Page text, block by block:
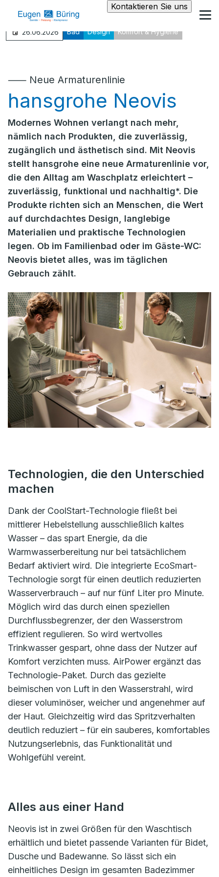
Kontaktieren Sie uns
26.06.2026 Bad Design Komfort & Hygiene
⸺ Neue Armaturenlinie
hansgrohe Neovis
Modernes Wohnen verlangt nach mehr,
nämlich nach Produkten, die zuverlässig,
zugänglich und ästhetisch sind. Mit Neovis
stellt hansgrohe eine neue Armaturenlinie vor,
die den Alltag am Waschplatz erleichtert –
zuverlässig, funktional und nachhaltig*. Die
Produkte richten sich an Menschen, die Wert
auf durchdachtes Design, langlebige
Materialien und praktische Technologien
legen. Ob im Familienbad oder im Gäste-WC:
Neovis bietet alles, was im täglichen
Gebrauch zählt.
Technologien, die den Unterschied
machen
Dank der CoolStart-Technologie fließt bei
mittlerer Hebelstellung ausschließlich kaltes
Wasser – das spart Energie, da die
Warmwasserbereitung nur bei tatsächlichem
Bedarf aktiviert wird. Die integrierte EcoSmart-
Technologie sorgt für einen deutlich reduzierten
Wasserverbrauch – auf nur fünf Liter pro Minute.
Möglich wird das durch einen speziellen
Durchflussbegrenzer, der den Wasserstrom
effizient regulieren. So wird wertvolles
Trinkwasser gespart, ohne dass der Nutzer auf
Komfort verzichten muss. AirPower ergänzt das
Technologie-Paket. Durch das gezielte
beimischen von Luft in den Wasserstrahl, wird
dieser voluminöser, weicher und angenehmer auf
der Haut. Gleichzeitig wird das Spritzverhalten
deutlich reduziert – für ein sauberes, komfortables
Nutzungserlebnis, das Funktionalität und
Wohlgefühl vereint.
Alles aus einer Hand
Neovis ist in zwei Größen für den Waschtisch
erhältlich und bietet passende Varianten für Bidet,
Dusche und Badewanne. So lässt sich ein
einheitliches Design im gesamten Badezimmer